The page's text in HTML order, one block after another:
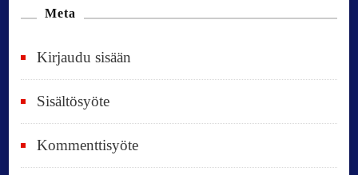
Meta
Kirjaudu sisään
Sisältösyöte
Kommenttisyöte